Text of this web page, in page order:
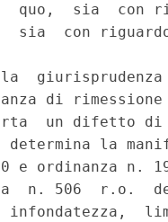
sia  con
sia  con
di
un difetto di
determina la
e ordinanza n.
n. 506  r.o.
infondatezza,